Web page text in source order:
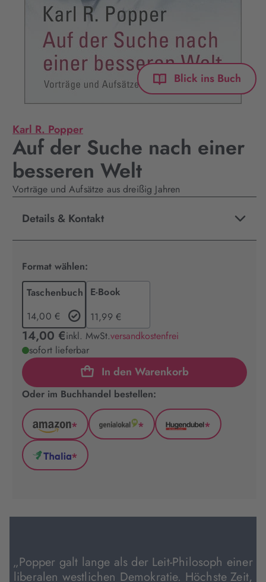
Blick ins Buch
Karl R. Popper
Auf der Suche nach einer
besseren Welt
Vorträge und Aufsätze aus dreißig Jahren
Details & Kontakt
Format wählen:
Taschenbuch
14,00 €
E-Book
11,99 €
14,00 €inkl. MwSt.versandkostenfrei
sofort lieferbar
In den Warenkorb
Oder im Buchhandel bestellen:
Amazon
(wird
in
neuem
*
GenialLokal
*
Hugendubel
*
Thalia
Tab
*
„Popper galt lange als der Leit-Philosoph einer
liberalen westlichen Demokratie. Höchste Zeit,